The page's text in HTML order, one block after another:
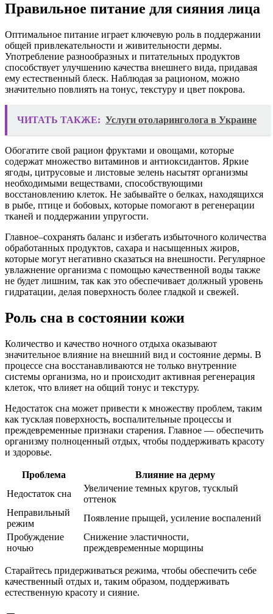
Правильное питание для сияния лица
Оптимальное питание играет ключевую роль в поддержании
общей привлекательности и живительности дермы.
Употребление разнообразных и питательных продуктов
способствует улучшению качества внешнего вида, придавая
ему естественный блеск. Наблюдая за рационом, можно
значительно повлиять на тонус, текстуру и цвет покрова.
ЧИТАТЬ ТАКЖЕ: Услуги отоларинголога в Украине
Обогатите свой рацион фруктами и овощами, которые
содержат множество витаминов и антиоксидантов. Яркие
ягоды, цитрусовые и листовые зелень насытят организмы
необходимыми веществами, способствующими
восстановлению клеток. Не забывайте о белках, находящихся
в рыбе, птице и бобовых, которые помогают в регенерации
тканей и поддержании упругости.
Главное–сохранять баланс и избегать избыточного количества
обработанных продуктов, сахара и насыщенных жиров,
которые могут негативно сказаться на внешности. Регулярное
увлажнение организма с помощью качественной воды также
не будет лишним, так как это обеспечивает должный уровень
гидратации, делая поверхность более гладкой и свежей.
Роль сна в состоянии кожи
Количество и качество ночного отдыха оказывают
значительное влияние на внешний вид и состояние дермы. В
процессе сна восстанавливаются не только внутренние
системы организма, но и происходит активная регенерация
клеток, что влияет на общий тонус и текстуру.
Недостаток сна может привести к множеству проблем, таким
как тусклая поверхность, воспалительные процессы и
преждевременные признаки старения. Главное — обеспечить
организму полноценный отдых, чтобы поддерживать красоту
и здоровье.
Проблема
Влияние на дерму
Недостаток сна
Увеличение темных кругов, тусклый
оттенок
Неправильный
режим
Появление прыщей, усиление воспалений
Пробуждение
ночью
Снижение эластичности,
преждевременные морщины
Старайтесь придерживаться режима, чтобы обеспечить себе
качественный отдых и, таким образом, поддерживать
естественную красоту и сияние.